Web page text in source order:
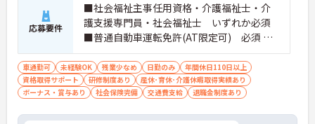
応募要件
■社会福祉主事任用資格・介護福祉士・介
護支援専門員・社会福祉士 いずれか必須
■普通自動車運転免許(AT限定可) 必須 ■
経験：不問
車通勤可 未経験OK 残業少なめ 日勤のみ
年間休日110日以上
資格取得サポート
研修制度あり
産休･育休･介護休暇取得実績あり
ボーナス・賞与あり
社会保険完備 交通費支給 退職金制度あり